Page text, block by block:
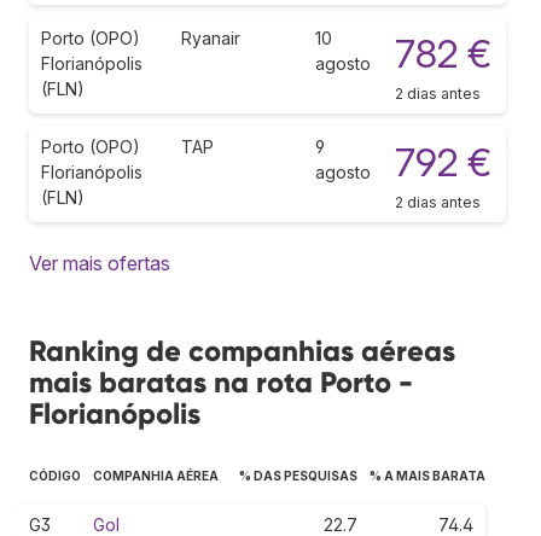
Porto (OPO)
Florianópolis
(FLN)
Ryanair
10
agosto
782 €
2 dias antes
Porto (OPO)
Florianópolis
(FLN)
TAP
9
agosto
792 €
2 dias antes
Ver mais ofertas
Ranking de companhias aéreas
mais baratas na rota Porto -
Florianópolis
CÓDIGO COMPANHIA AÉREA % DAS PESQUISAS % A MAIS BARATA
G3 Gol 22.7 74.4